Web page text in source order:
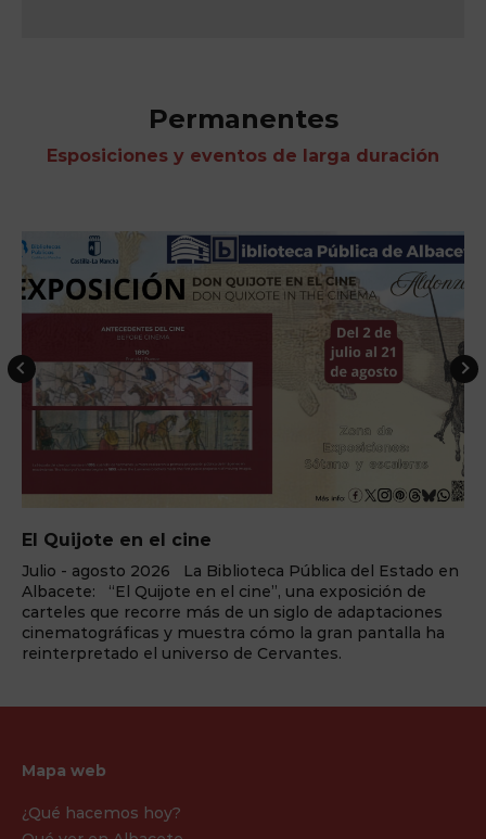
Permanentes
Esposiciones y eventos de larga duración
El Quijote en el cine
Julio - agosto 2026 La Biblioteca Pública del Estado en
Albacete: “El Quijote en el cine”, una exposición de
carteles que recorre más de un siglo de adaptaciones
cinematográficas y muestra cómo la gran pantalla ha
reinterpretado el universo de Cervantes.
Mapa web
¿Qué hacemos hoy?